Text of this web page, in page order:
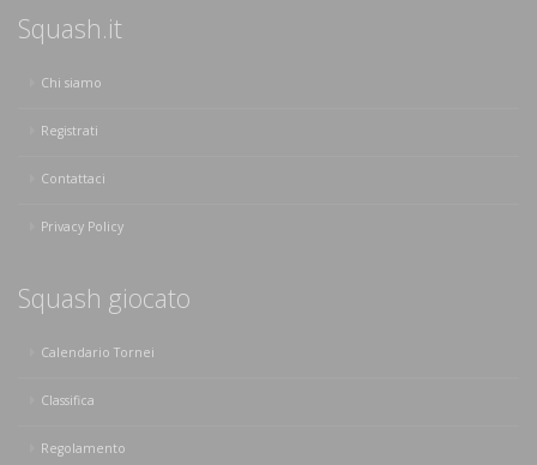
Squash.it
Chi siamo
Registrati
Contattaci
Privacy Policy
Squash giocato
Calendario Tornei
Classifica
Regolamento